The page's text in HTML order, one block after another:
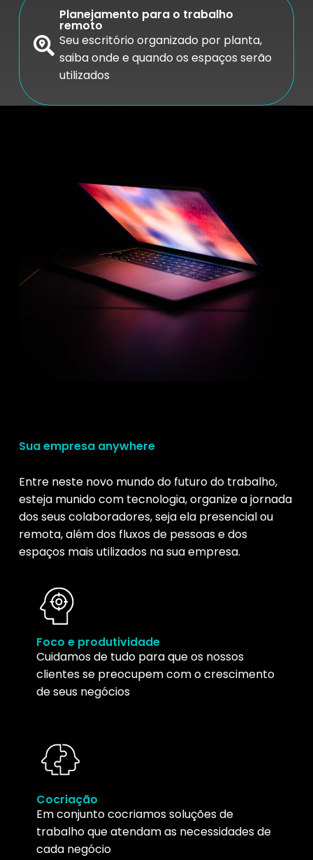
Planejamento para o trabalho
remoto
Seu escritório organizado por planta,
saiba onde e quando os espaços serão
utilizados
Sua empresa anywhere
Entre neste novo mundo do futuro do trabalho,
esteja munido com tecnologia, organize a jornada
dos seus colaboradores, seja ela presencial ou
remota, além dos fluxos de pessoas e dos
espaços mais utilizados na sua empresa.
Foco e produtividade
Cuidamos de tudo para que os nossos
clientes se preocupem com o crescimento
de seus negócios
Cocriação
Em conjunto cocriamos soluções de
trabalho que atendam as necessidades de
cada negócio